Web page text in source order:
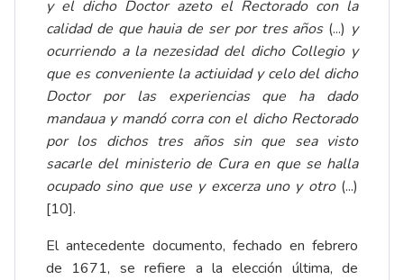
y el dicho Doctor azeto el Rectorado con la
calidad de que hauia de ser por tres años(...) y
ocurriendo a la nezesidad del dicho Collegio y
que es conveniente la actiuidad y celo del dicho
Doctor por las experiencias que ha dado
mandaua y mandó corra con el dicho Rectorado
por los dichos tres años sin que sea visto
sacarle del ministerio de Cura en que se halla
ocupado sino que use y excerza uno y otro(...)
[10].
El antecedente documento, fechado en febrero
de 1671, se refiere a la elección última, de